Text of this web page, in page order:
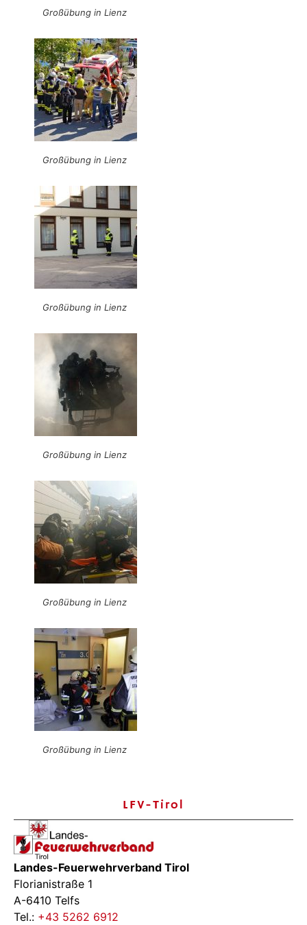
Großübung in Lienz
Großübung in Lienz
Großübung in Lienz
Großübung in Lienz
Großübung in Lienz
Großübung in Lienz
LFV-Tirol
Landes-Feuerwehrverband Tirol
Florianistraße 1
A-6410 Telfs
Tel.: +43 5262 6912